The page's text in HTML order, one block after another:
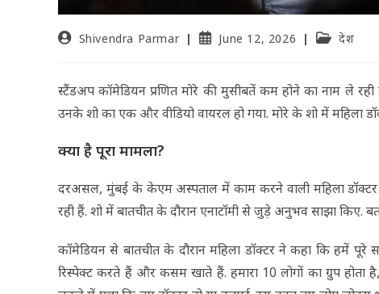
Shivendra Parmar June 12, 2026 देश
स्टैंडअप कॉमेडियन प्रणित मोरे की मुसीबतें कम होने का नाम ले
उनके शो का एक और वीडियो वायरल हो गया. मोरे के शो में महिला
क्या है पूरा मामला?
दरअसल, मुंबई के केएम अस्पताल में काम करने वाली महिला डॉक्टर
रही हैं. शो में बातचीत के दौरान एनाटॉमी से जुड़े अनुभव साझा किए.
कॉमेडियन से बातचीत के दौरान महिला डॉक्टर ने कहा कि हमें
रिस्पेक्ट करते हैं और कसम खाते हैं. हमारा 10 लोगों का ग्रुप होता